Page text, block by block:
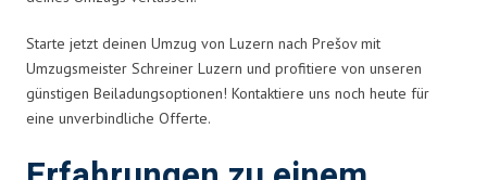
Starte jetzt deinen Umzug von Luzern nach Prešov mit
Umzugsmeister Schreiner Luzern und profitiere von unseren
günstigen Beiladungsoptionen! Kontaktiere uns noch heute für
eine unverbindliche Offerte.